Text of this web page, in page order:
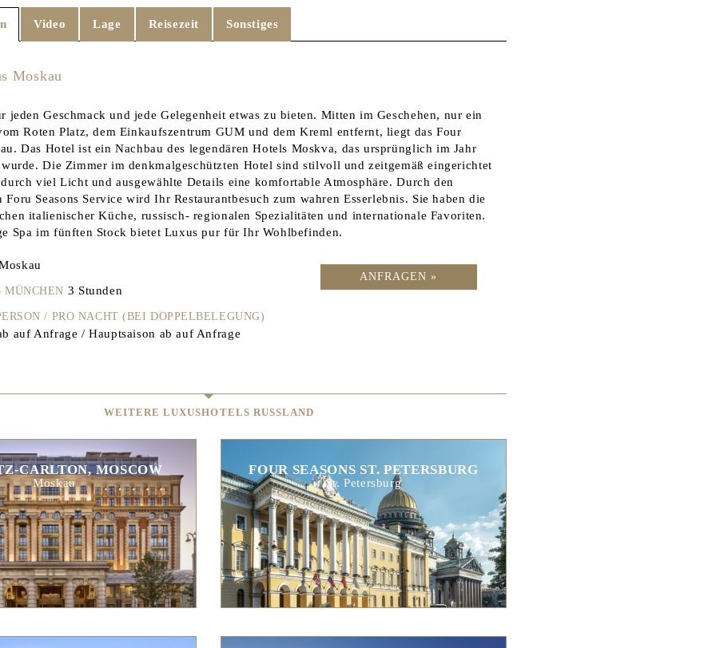
Video Lage Reisezeit Sonstiges
Moskau
jeden Geschmack und jede Gelegenheit etwas zu bieten. Mitten im Geschehen, nur ein
Roten Platz, dem Einkaufszentrum GUM und dem Kreml entfernt, liegt das Four
Das Hotel ist ein Nachbau des legendären Hotels Moskva, das ursprünglich im Jahr
Die Zimmer im denkmalgeschützten Hotel sind stilvoll und zeitgemäß eingerichtet
viel Licht und ausgewählte Details eine komfortable Atmosphäre. Durch den
Foru Seasons Service wird Ihr Restaurantbesuch zum wahren Esserlebnis. Sie haben die
italienischer Küche, russisch- regionalen Spezialitäten und internationale Favoriten.
Spa im fünften Stock bietet Luxus pur für Ihr Wohlbefinden.
3 Stunden
/ PRO NACHT (BEI DOPPELBELEGUNG)
auf Anfrage / Hauptsaison ab auf Anfrage
ANFRAGEN »
WEITERE LUXUSHOTELS RUSSLAND
CARLTON, MOSCOW
Moskau
FOUR SEASONS ST. PETERSBURG
St. Petersburg